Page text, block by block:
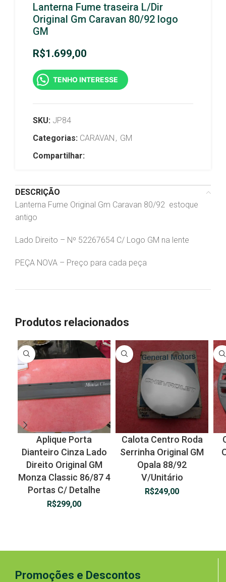
Lanterna Fume traseira L/Dir
Original Gm Caravan 80/92 logo
GM
R$1.699,00
TENHO INTERESSE
SKU: JP84
Categorias: CARAVAN , GM
Compartilhar:
DESCRIÇÃO
Lanterna Fume Original Gm Caravan 80/92 estoque
antigo
Lado Direito – Nº 52267654 C/ Logo GM na lente
PEÇA NOVA – Preço para cada peça
Produtos relacionados
Aplique Porta
Dianteiro Cinza Lado
Direito Original GM
Monza Classic 86/87 4
Portas C/ Detalhe
R$299,00
Calota Centro Roda
Serrinha Original GM
Opala 88/92
V/Unitário
R$249,00
Promoções e Descontos